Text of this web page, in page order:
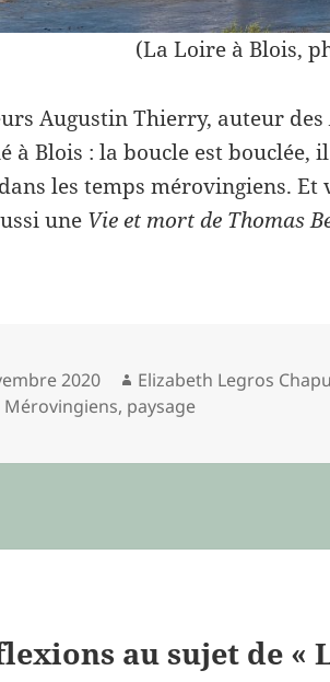
(La Loire à Blois,
Augustin Thierry, auteur des
à Blois : la boucle est
les temps mérovingiens. Et
une Vie et mort de Thomas
2020 Auteur
Elizabeth Legros
Mérovingiens, paysage
au sujet de «